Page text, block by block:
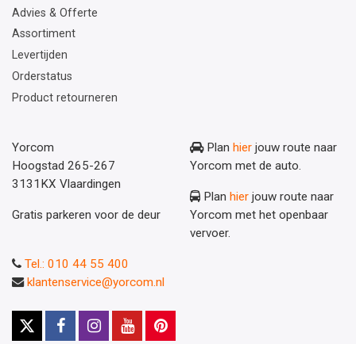
Advies & Offerte
Assortiment
Levertijden
Orderstatus
Product retourneren
Yorcom
Hoogstad 265-267
3131KX Vlaardingen
Gratis parkeren voor de deur
Plan hier jouw route naar
Yorcom met de auto.
Plan hier jouw route naar
Yorcom met het openbaar
vervoer.
Tel.: 010 44 55 400
klantenservice@yorcom.nl